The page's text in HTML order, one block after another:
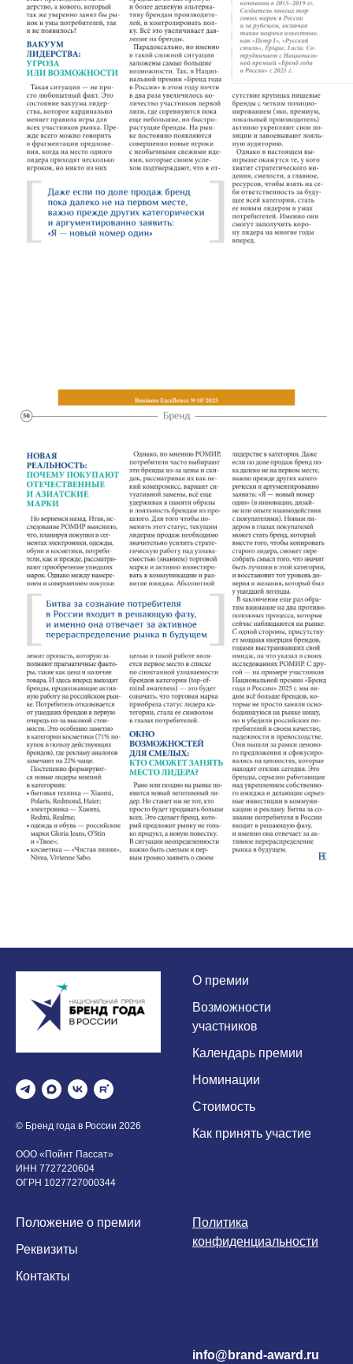
© Бренд года в России 2026
ООО «Пойнт Пассат»
ИНН 7727220604
ОГРН 1027727000344
О премии
Возможности
участников
Календарь премии
Номинации
Стоимость
Как принять участие
Положение о премии
Реквизиты
Контакты
Политика
конфиденциальности
info@brand-award.ru